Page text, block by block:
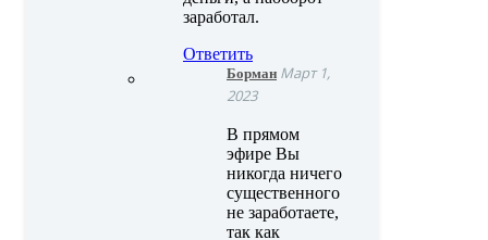
заработал.
Ответить
Борман Март 1,
2023
В прямом
эфире Вы
никогда ничего
существенного
не заработаете,
так как